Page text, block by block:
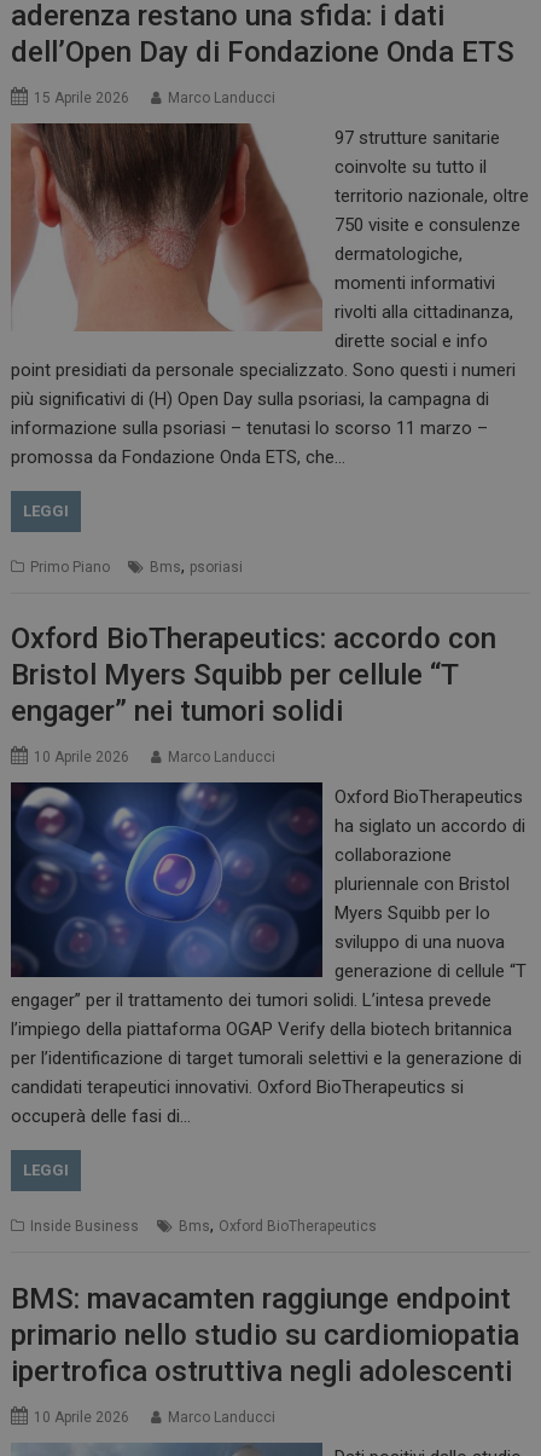
aderenza restano una sfida: i dati
dell’Open Day di Fondazione Onda ETS
15 Aprile 2026 Marco Landucci
97 strutture sanitarie
coinvolte su tutto il
territorio nazionale, oltre
750 visite e consulenze
dermatologiche,
momenti informativi
rivolti alla cittadinanza,
dirette social e info
point presidiati da personale specializzato. Sono questi i numeri
più significativi di (H) Open Day sulla psoriasi, la campagna di
informazione sulla psoriasi – tenutasi lo scorso 11 marzo –
promossa da Fondazione Onda ETS, che…
LEGGI
Primo Piano Bms, psoriasi
Oxford BioTherapeutics: accordo con
Bristol Myers Squibb per cellule “T
engager” nei tumori solidi
10 Aprile 2026 Marco Landucci
Oxford BioTherapeutics
ha siglato un accordo di
collaborazione
pluriennale con Bristol
Myers Squibb per lo
sviluppo di una nuova
generazione di cellule “T
engager” per il trattamento dei tumori solidi. L’intesa prevede
l’impiego della piattaforma OGAP Verify della biotech britannica
per l’identificazione di target tumorali selettivi e la generazione di
candidati terapeutici innovativi. Oxford BioTherapeutics si
occuperà delle fasi di…
LEGGI
Inside Business Bms, Oxford BioTherapeutics
BMS: mavacamten raggiunge endpoint
primario nello studio su cardiomiopatia
ipertrofica ostruttiva negli adolescenti
10 Aprile 2026 Marco Landucci